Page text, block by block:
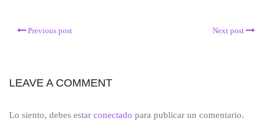
Previous post Next post
LEAVE A COMMENT
Lo siento, debes estar conectado para publicar un comentario.